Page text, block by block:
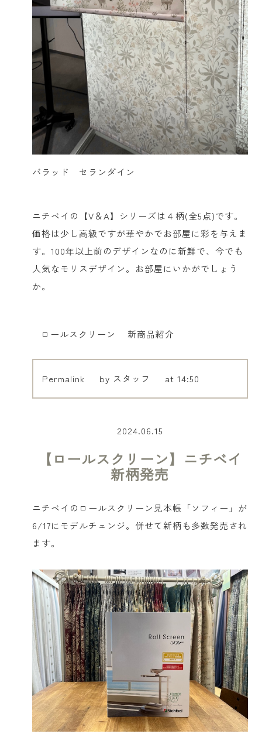
バラッド セランダイン
ニチベイの【V＆A】シリーズは４柄(全5点)です。
価格は少し高級ですが華やかでお部屋に彩を与えま
す。100年以上前のデザインなのに新鮮で、今でも
人気なモリスデザイン。お部屋にいかがでしょう
か。
ロールスクリーン 新商品紹介
Permalink by スタッフ at 14:50
2024.06.15
【ロールスクリーン】ニチベイ
新柄発売
ニチベイのロールスクリーン見本帳「ソフィー」が
6/17にモデルチェンジ。併せて新柄も多数発売され
ます。